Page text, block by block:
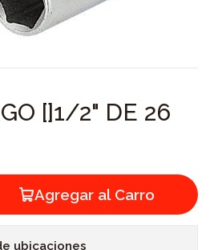
[]1/2" DE 26
Agregar al Carro
ubicaciones